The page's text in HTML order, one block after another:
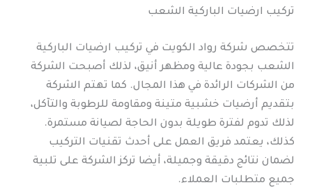
تركيب ارضيات الباركية الشعب
تتخصص شركة رواد الكويت في تركيب ارضيات الباركية
الشعب بجودة عالية ومظهر أنيق، لذلك أصبحت الشركة
من الشركات الرائدة في هذا المجال. كما تهتم الشركة
بتقديم أرضيات خشبية متينة ومقاومة للرطوبة والتآكل،
لذلك تدوم لفترة طويلة بدون الحاجة لصيانة مستمرة.
كذلك، يعتمد فريق العمل على أحدث تقنيات التركيب
لضمان نتائج دقيقة وجميلة، أيضا تركز الشركة على تلبية
جميع متطلبات العملاء.